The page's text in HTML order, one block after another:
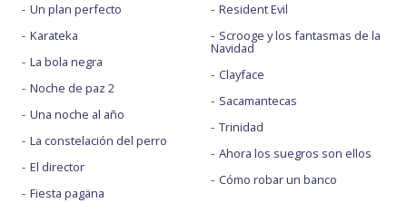
Un plan perfecto
Karateka
La bola negra
Noche de paz 2
Una noche al año
La constelación del perro
El director
Fiesta pagäna
Resident Evil
Scrooge y los fantasmas de la
Navidad
Clayface
Sacamantecas
Trinidad
Ahora los suegros son ellos
Cómo robar un banco